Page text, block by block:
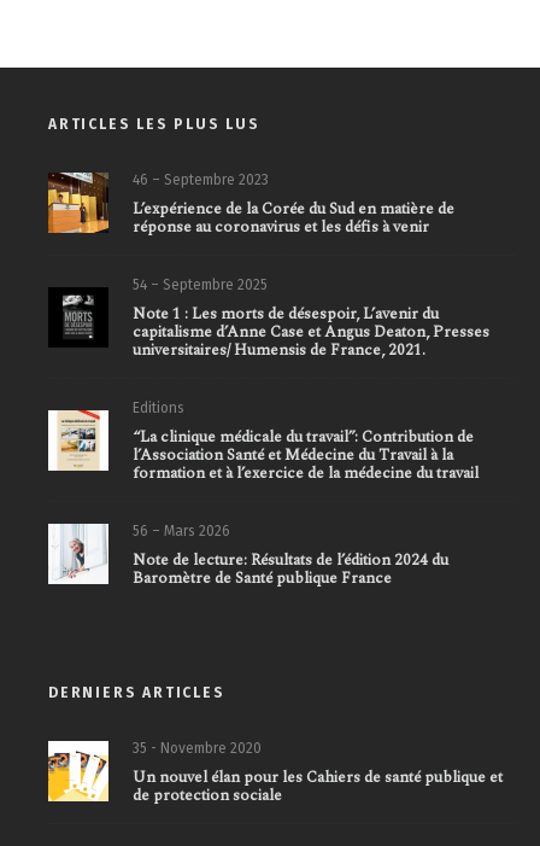
ARTICLES LES PLUS LUS
46 – Septembre 2023
L’expérience de la Corée du Sud en matière de
réponse au coronavirus et les défis à venir
54 – Septembre 2025
Note 1 : Les morts de désespoir, L’avenir du
capitalisme d’Anne Case et Angus Deaton, Presses
universitaires/ Humensis de France, 2021.
Editions
“La clinique médicale du travail”: Contribution de
l’Association Santé et Médecine du Travail à la
formation et à l’exercice de la médecine du travail
56 – Mars 2026
Note de lecture: Résultats de l’édition 2024 du
Baromètre de Santé publique France
DERNIERS ARTICLES
35 - Novembre 2020
Un nouvel élan pour les Cahiers de santé publique et
de protection sociale